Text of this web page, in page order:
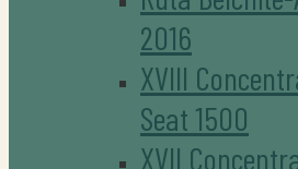
2016
XVIII
Seat 1500
XVII